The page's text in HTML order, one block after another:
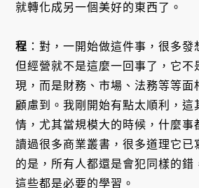
就轉化成另一個美好的東西了。
程 ：對，一開始做這件事，很多發
但經營就不是這麼一回事了，它不
現，而是財務、市場、法務等等面
顧慮到。我剛開始有點太順利，這
情，尤其當規模大的時候，什麼事
讀過很多商業叢書，很多道理它已
的是，所有人都還是會犯同樣的錯
這些都是必要的學習。